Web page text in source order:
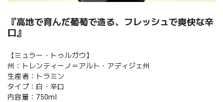
『高地で育んだ葡萄で造る、フレッシュで爽快な辛
口』
【ミュラー・トゥルガウ】
州：トレンティーノ＝アルト・アディジェ州
生産者：トラミン
タイプ：白・辛口
内容量：750ml